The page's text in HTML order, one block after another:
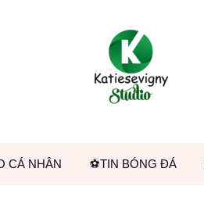
CÁ NHÂN ⚽TIN BÓNG ĐÁ